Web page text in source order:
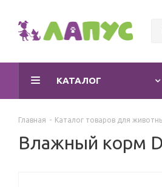
КАТАЛОГ
Главная - Каталог товаров для
Влажный корм